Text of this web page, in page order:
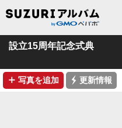
設立15周年記念式典
➕ 写真を追加 ⚡ 更新情報